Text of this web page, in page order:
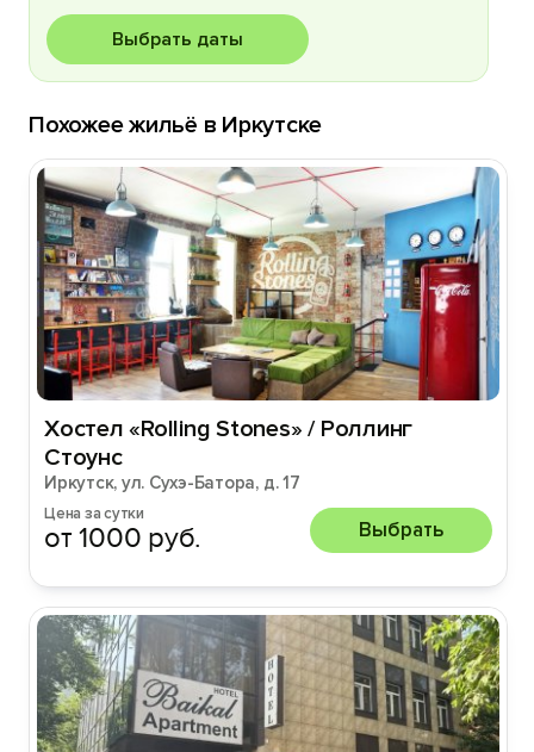
Выбрать даты
Похожее жильё в Иркутске
Хостел «Rolling Stones» / Роллинг
Стоунс
Иркутск, ул. Сухэ-Батора, д. 17
Цена за сутки
от 1000 руб. Выбрать